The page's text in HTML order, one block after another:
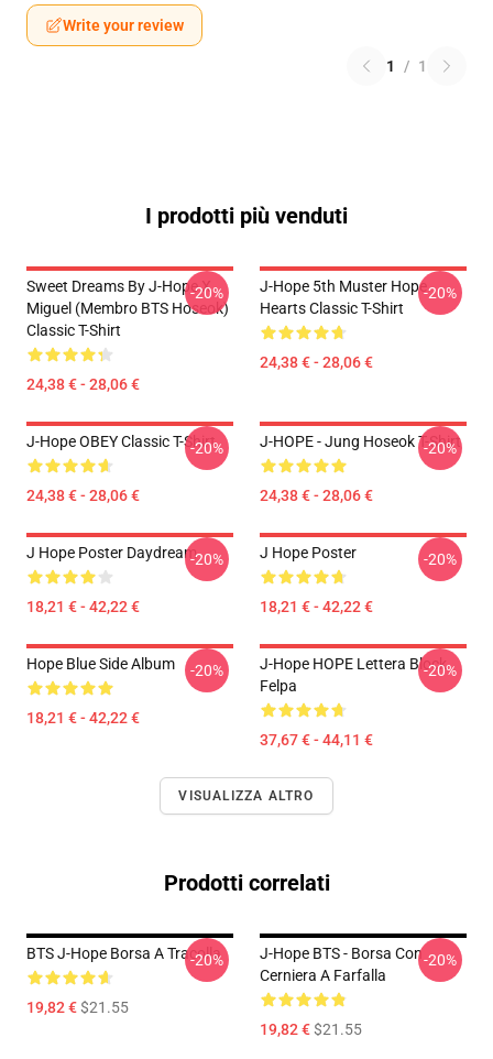
Write your review
1 / 1
I prodotti più venduti
Sweet Dreams By J-Hope X
Miguel (membro BTS Hoseok)
Classic T-Shirt
24,38 € - 28,06 €
-20%
J-Hope 5th Muster Hope
Hearts Classic T-Shirt
24,38 € - 28,06 €
-20%
J-Hope OBEY Classic T-Shirt
24,38 € - 28,06 €
-20% J-HOPE - Jung Hoseok T-Shirt
24,38 € - 28,06 €
-20%
J Hope Poster Daydream
18,21 € - 42,22 €
-20% J Hope Poster
18,21 € - 42,22 €
-20%
Hope Blue Side Album
18,21 € - 42,22 €
-20%
J-Hope HOPE Lettera Block
Felpa
37,67 € - 44,11 €
-20%
VISUALIZZA ALTRO
Prodotti correlati
BTS J-Hope Borsa A Tracolla
19,82 €$21.55
-20%
J-Hope BTS - Borsa Con
Cerniera A Farfalla
19,82 €$21.55
-20%